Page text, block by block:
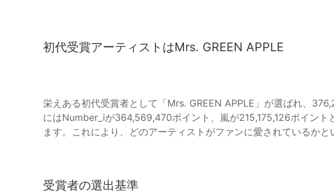
初代受賞アーティストはMrs. GREEN APPLE
栄えある初代受賞者として「Mrs. GREEN APPLE」が選ばれ、
にはNumber_iが364,569,470ポイント、嵐が215,175,126ポイン
ます。これにより、どのアーティストがファンに愛されているかと
受賞者の選出基準